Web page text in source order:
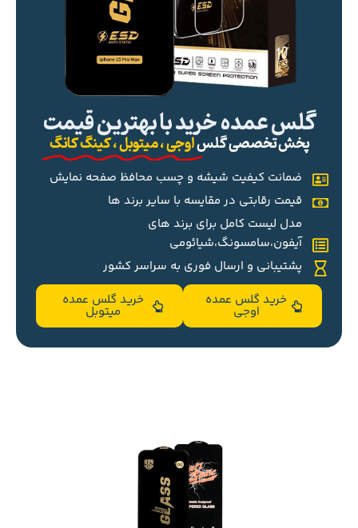
گلس عمده خرید با بهترین قیمت
پخش تخصصی گلساوجی ، میتوبل ، کینگ کانگ
ضمانت کیفیت شیشه و چسب محافظ صفحه نمایش
قیمت رقابتی در مقایسه با سایر برند ها
مدل لیست کامل برای برند های
آیفون،سامسونگ،شیائومی
پشتیبانی و ارسال فوری به سراسر کشور
خرید گلس عمده
اوجی
خرید گلس عمده
میتوبل